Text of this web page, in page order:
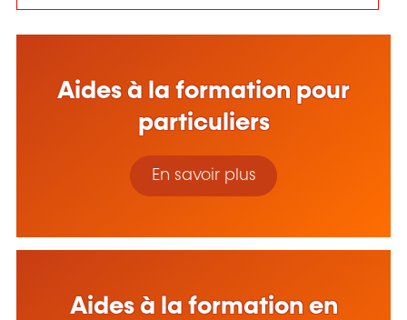
Aides à la formation pour
particuliers
En savoir plus
Aides à la formation en